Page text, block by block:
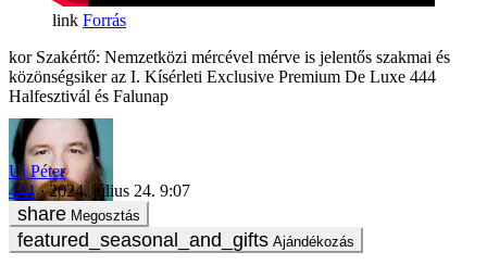
Forrás
Szakértő: Nemzetközi mércével mérve is jelentős szakmai és
közönségsiker az I. Kísérleti Exclusive Premium De Luxe 444
Halfesztivál és Falunap
Uj Péter
444
2024. július 24. 9:07
Megosztás
Ajándékozás